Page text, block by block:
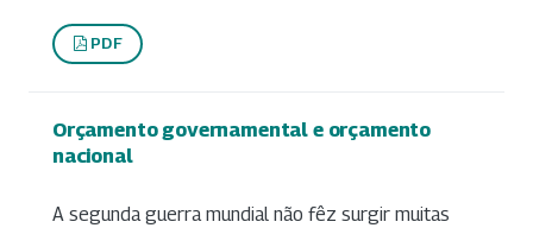
PDF
Orçamento governamental e orçamento
nacional
A segunda guerra mundial não fêz surgir muitas